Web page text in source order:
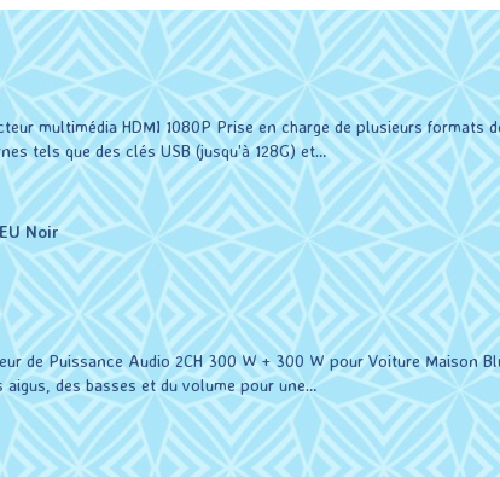
multimédia HDMI 1080P Prise en charge de plusieurs formats
tels que des clés USB (jusqu'à 128G) et…
Noir
de Puissance Audio 2CH 300 W + 300 W pour Voiture Maison
des basses et du volume pour une…